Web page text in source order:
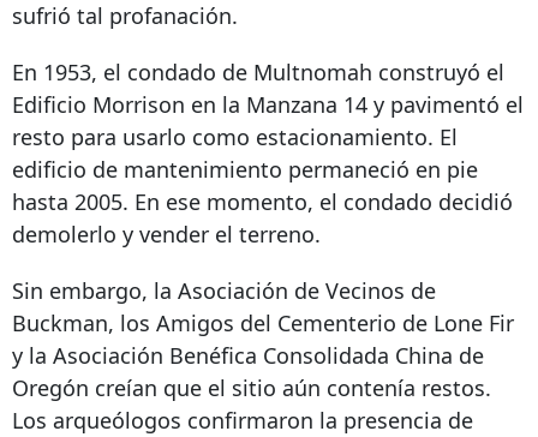
sufrió tal profanación.
En 1953, el condado de Multnomah construyó el
Edificio Morrison en la Manzana 14 y pavimentó el
resto para usarlo como estacionamiento. El
edificio de mantenimiento permaneció en pie
hasta 2005. En ese momento, el condado decidió
demolerlo y vender el terreno.
Sin embargo, la Asociación de Vecinos de
Buckman, los Amigos del Cementerio de Lone Fir
y la Asociación Benéfica Consolidada China de
Oregón creían que el sitio aún contenía restos.
Los arqueólogos confirmaron la presencia de